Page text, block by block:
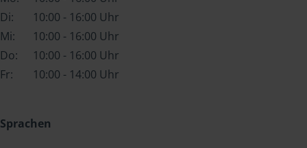
Di:
10:00 - 16:00 Uhr
Mi:
10:00 - 16:00 Uhr
Do:
10:00 - 16:00 Uhr
Fr:
10:00 - 14:00 Uhr
Sprachen